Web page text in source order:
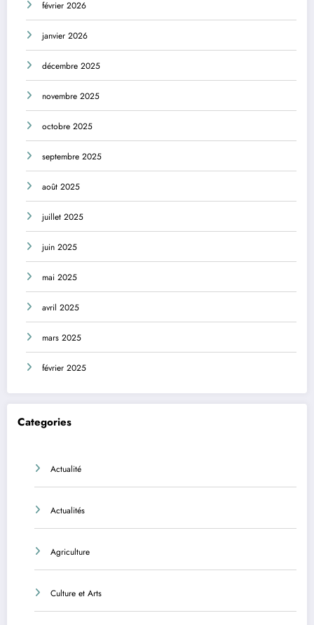
février 2026
janvier 2026
décembre 2025
novembre 2025
octobre 2025
septembre 2025
août 2025
juillet 2025
juin 2025
mai 2025
avril 2025
mars 2025
février 2025
Categories
Actualité
Actualités
Agriculture
Culture et Arts